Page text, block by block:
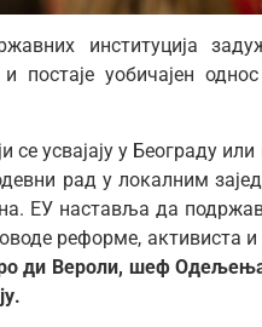
институција
постаје уобичајен
се усвајају у Београду
рад у локалним
ЕУ наставља да
реформе, активиста и
ди Вероли, шеф